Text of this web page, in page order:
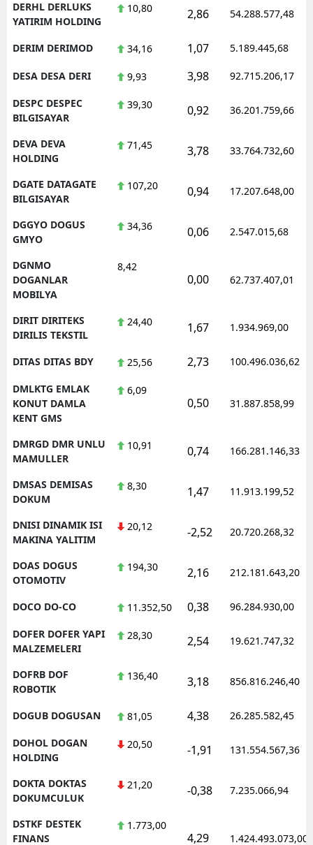
DERHL DERLUKS
YATIRIM HOLDING
10,80 2,86 54.288.577,48
DERIM DERIMOD 34,16 1,07 5.189.445,68
DESA DESA DERI 9,93 3,98 92.715.206,17
DESPC DESPEC
BILGISAYAR
39,30 0,92 36.201.759,66
DEVA DEVA
HOLDING
71,45 3,78 33.764.732,60
DGATE DATAGATE
BILGISAYAR
107,20 0,94 17.207.648,00
DGGYO DOGUS
GMYO
34,36 0,06 2.547.015,68
DGNMO
DOGANLAR
MOBILYA
8,42
0,00 62.737.407,01
DIRIT DIRITEKS
DIRILIS TEKSTIL
24,40 1,67 1.934.969,00
DITAS DITAS BDY 25,56 2,73 100.496.036,62
DMLKTG EMLAK
KONUT DAMLA
KENT GMS
6,09
0,50 31.887.858,99
DMRGD DMR UNLU
MAMULLER
10,91 0,74 166.281.146,33
DMSAS DEMISAS
DOKUM
8,30 1,47 11.913.199,52
DNISI DINAMIK ISI
MAKINA YALITIM
20,12 -2,52 20.720.268,32
DOAS DOGUS
OTOMOTIV
194,30 2,16 212.181.643,20
DOCO DO-CO 11.352,50 0,38 96.284.930,00
DOFER DOFER YAPI
MALZEMELERI
28,30 2,54 19.621.747,32
DOFRB DOF
ROBOTIK
136,40 3,18 856.816.246,40
DOGUB DOGUSAN 81,05 4,38 26.285.582,45
DOHOL DOGAN
HOLDING
20,50 -1,91 131.554.567,36
DOKTA DOKTAS
DOKUMCULUK
21,20 -0,38 7.235.066,94
DSTKF DESTEK
FINANS
1.773,00
4,29 1.424.493.073,00